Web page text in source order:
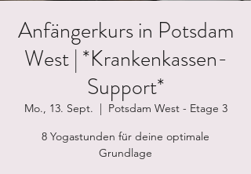
Anfängerkurs in Potsdam
West | *Krankenkassen-
Support*
Mo., 13. Sept.
  |
Potsdam West - Etage 3
8 Yogastunden für deine optimale
Grundlage